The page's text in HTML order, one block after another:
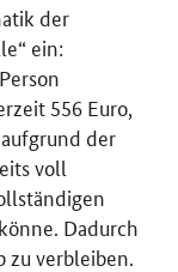
der
ein:
556 Euro,
der
voll
Dadurch
verbleiben.